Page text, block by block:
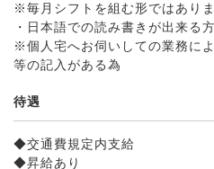
※毎月シフトを組む形ではあり
・日本語での読み書きが出来る方
※個人宅へお伺いしての業務に
等の記入がある為
待遇
◆交通費規定内支給
◆昇給あり